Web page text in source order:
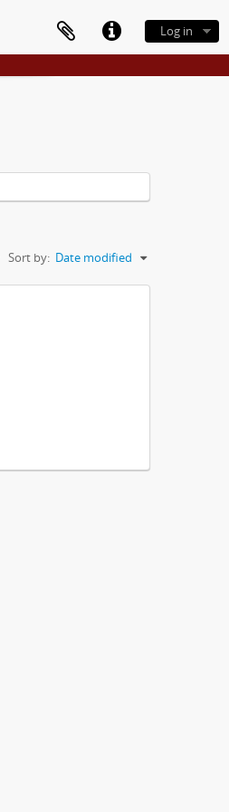
Log in
Sort by: Date modified